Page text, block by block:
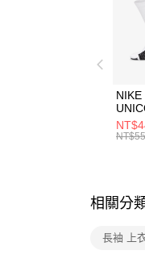
NIKE
1PR
統襪
相關分
長袖 上